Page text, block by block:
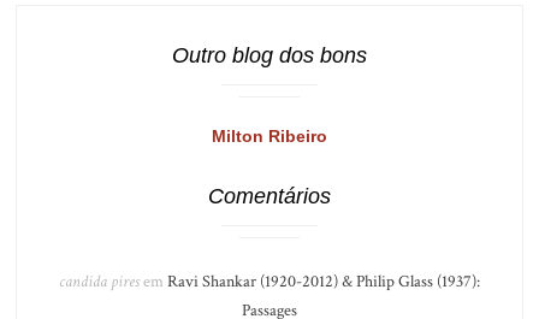
Outro blog dos bons
Milton Ribeiro
Comentários
candida piresem Ravi Shankar (1920-2012) & Philip Glass (1937):
Passages